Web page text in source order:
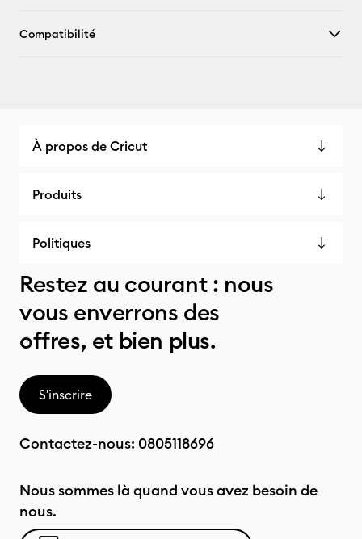
Compatibilité
À propos de Cricut
Produits
Politiques
Restez au courant : nous
vous enverrons des
offres, et bien plus.
S'inscrire
Contactez-nous: 0805118696
Nous sommes là quand vous avez besoin de
nous.